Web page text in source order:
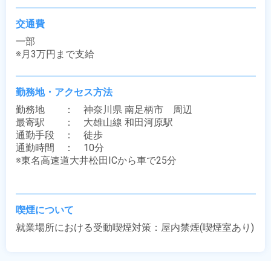
交通費
一部
※月3万円まで支給
勤務地・アクセス方法
勤務地　　：　神奈川県 南足柄市　周辺
最寄駅　　：　大雄山線 和田河原駅
通勤手段　：　徒歩
通勤時間　：　10分
※東名高速道大井松田ICから車で25分
喫煙について
就業場所における受動喫煙対策：屋内禁煙(喫煙室あり)